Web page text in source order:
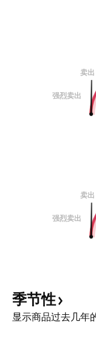
卖出
强烈卖出
卖出
强烈卖出
季节性
显示商品过去几年